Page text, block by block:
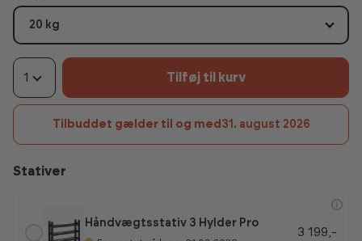
20 kg
1 Tilføj til kurv
Tilbuddet gælder til og med 31. august 2026
Stativer
Håndvægtsstativ 3 Hylder Pro
3 199,-